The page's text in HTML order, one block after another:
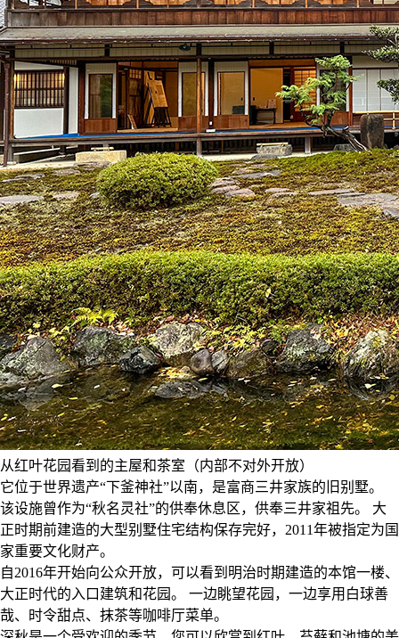
从红叶花园看到的主屋和茶室（内部不对外开放）
它位于世界遗产“下釜神社”以南，是富商三井家族的旧别墅。
该设施曾作为“秋名灵社”的供奉休息区，供奉三井家祖先。 大
正时期前建造的大型别墅住宅结构保存完好，2011年被指定为国
家重要文化财产。
自2016年开始向公众开放，可以看到明治时期建造的本馆一楼、
大正时代的入口建筑和花园。 一边眺望花园，一边享用白球善
哉、时令甜点、抹茶等咖啡厅菜单。